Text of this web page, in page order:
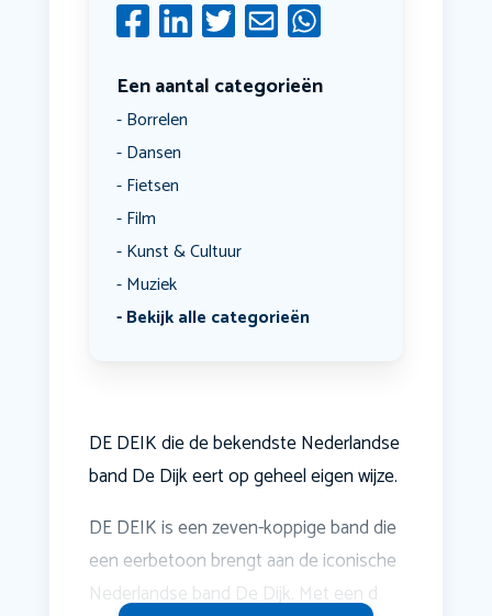
Een aantal categorieën
Borrelen
Dansen
Fietsen
Film
Kunst & Cultuur
Muziek
Bekijk alle categorieën
DE DEIK die de bekendste Nederlandse
band De Dijk eert op geheel eigen wijze.
DE DEIK is een zeven-koppige band die
een eerbetoon brengt aan de iconische
Nederlandse band De Dijk. Met een d